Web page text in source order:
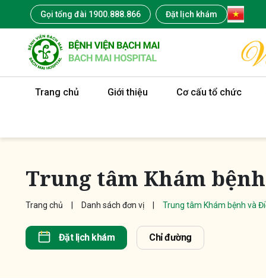
Gọi tổng đài 1900.888.866 Đặt lịch khám
Trang chủ Giới thiệu Cơ cấu tổ chức
Trung tâm Khám
Trang chủ Danh sách đơn vị Trung tâm Khám bệnh và
Đặt lịch khám Chỉ đường